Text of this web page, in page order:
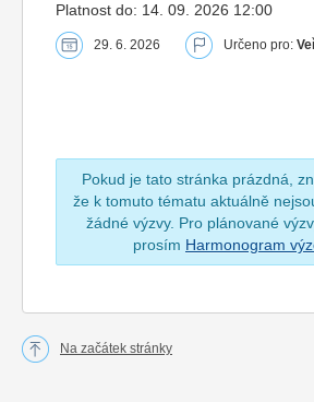
Platnost do: 14. 09. 2026 12:00
29. 6. 2026 Určeno pro:
Pokud je tato stránka prázdná,
že k tomuto tématu aktuálně
žádné výzvy. Pro plánované
prosím Harmonogram
Na začátek stránky